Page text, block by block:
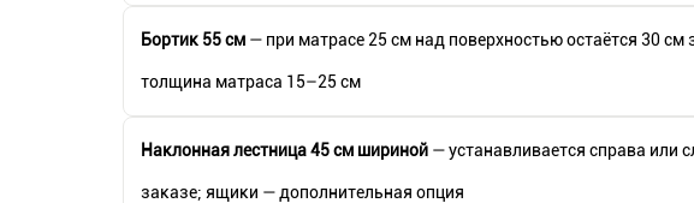
Бортик 55 см — при матрасе 25 см над поверхностью остаётся 30
толщина матраса 15–25 см
Наклонная лестница 45 см шириной — устанавливается справа или
заказе; ящики — дополнительная опция